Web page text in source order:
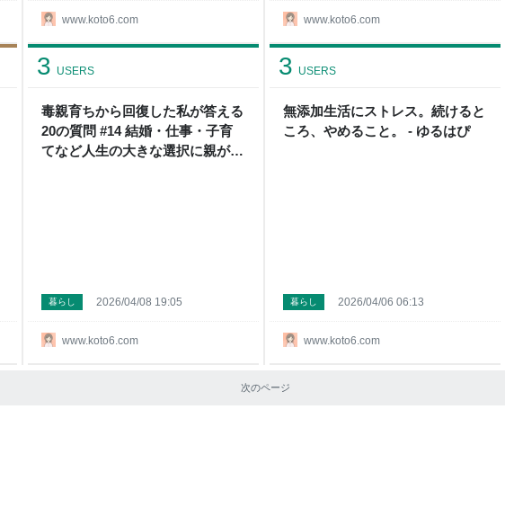
www.koto6.com www.koto6.com
毒親育ちから回復した私が答える
20の質問 #14 結婚・仕事・子育
てなど人生の大きな選択に親が干
3 USERS
www.koto6.com
暮らし 2026/04/08 19:05
無添加生活にストレス。続けると
ころ、やめること。 - ゆるはぴ
3 USERS
www.koto6.com
暮らし 2026/04/06 06:13
次のページ